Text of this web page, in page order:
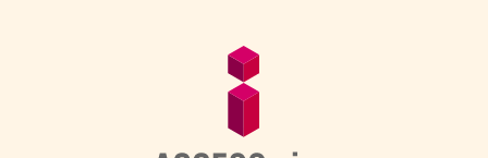
Algemene informatie